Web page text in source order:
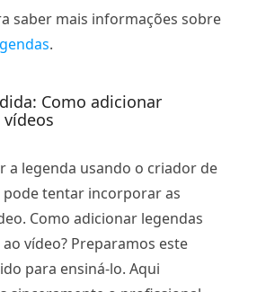
saber mais informações sobre
.
Como adicionar
a legenda usando o criador de
pode tentar incorporar as
Como adicionar legendas
vídeo? Preparamos este
para ensiná-lo. Aqui